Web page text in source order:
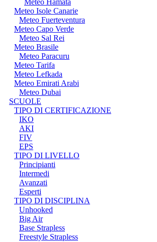
Meteo Hamata
Meteo Isole Canarie
Meteo Fuerteventura
Meteo Capo Verde
Meteo Sal Rei
Meteo Brasile
Meteo Paracuru
Meteo Tarifa
Meteo Lefkada
Meteo Emirati Arabi
Meteo Dubai
SCUOLE
TIPO DI CERTIFICAZIONE
IKO
AKI
FIV
EPS
TIPO DI LIVELLO
Principianti
Intermedi
Avanzati
Esperti
TIPO DI DISCIPLINA
Unhooked
Big Air
Base Strapless
Freestyle Strapless